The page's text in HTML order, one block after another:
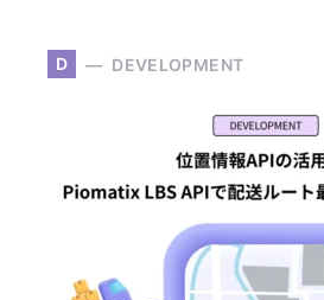
D DEVELOPMENT